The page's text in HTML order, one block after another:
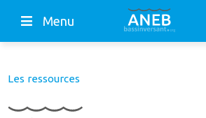
Menu
Les ressources